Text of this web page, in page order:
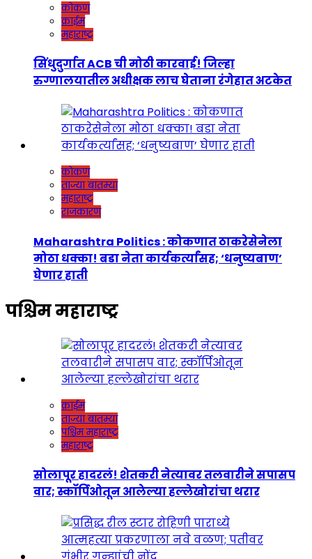
कोकण
क्राईम
महाराष्ट्र
सिंधुदुर्गात ACB ची मोठी कारवाई! जिल्हा
रुग्णालयातील अधीक्षक लाच घेताना रंगेहात अटकेत
कोकण
ताज्या बातम्या
महाराष्ट्र
राजकारण
Maharashtra Politics : कोकणात ठाकरेसेनेला
मोठा धक्का! बडा नेता कार्यकर्त्यांसह; ‘धनुष्यबाण’
घेणार हाती
पश्चिम महाराष्ट्र
क्राईम
ताज्या बातम्या
पश्चिम महाराष्ट्र
महाराष्ट्र
सोलापूर हादरलं! शेतकरी नेत्यावर तलवारीने सपासप
वार; स्कॉर्पिओतून आलेल्या हल्लेखोरांचा थरार